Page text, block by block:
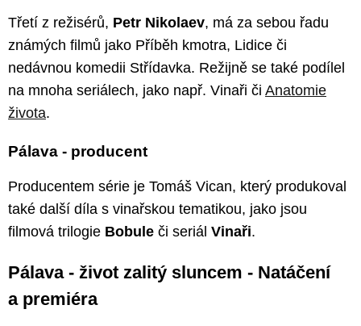
Třetí z režisérů, Petr Nikolaev, má za sebou řadu
známých filmů jako Příběh kmotra, Lidice či
nedávnou komedii Střídavka. Režijně se také podílel
na mnoha seriálech, jako např. Vinaři či Anatomie
života.
Pálava - producent
Producentem série je Tomáš Vican, který produkoval
také další díla s vinařskou tematikou, jako jsou
filmová trilogie Bobule či seriál Vinaři.
Pálava - život zalitý sluncem - Natáčení
a premiéra